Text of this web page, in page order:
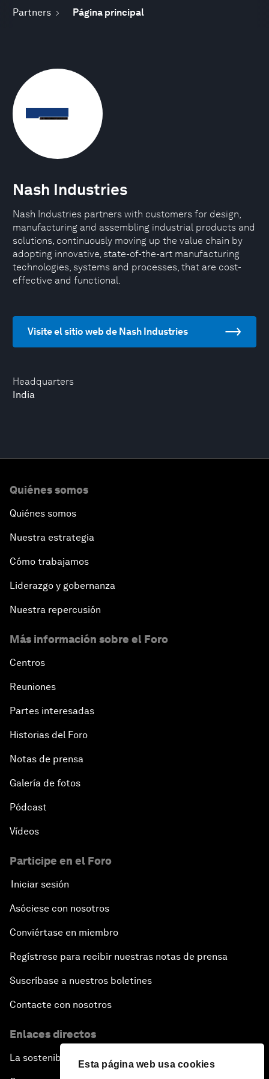
Esta página web usa cookies
Partners Página principal
Headquarters
India
Nash Industries
Nash Industries partners with customers for design,
manufacturing and assembling industrial products and
solutions, continuously moving up the value chain by
adopting innovative, state-of-the-art manufacturing
technologies, systems and processes, that are cost-
effective and functional.
Visite el sitio web de Nash Industries
Quiénes somos
Quiénes somos
Nuestra estrategia
Cómo trabajamos
Liderazgo y gobernanza
Nuestra repercusión
Más información sobre el Foro
Centros
Reuniones
Partes interesadas
Historias del Foro
Notas de prensa
Galería de fotos
Pódcast
Vídeos
Participe en el Foro
Iniciar sesión
Asóciese con nosotros
Conviértase en miembro
Regístrese para recibir nuestras notas de prensa
Suscríbase a nuestros boletines
Contacte con nosotros
Enlaces directos
La sostenibilidad en el Foro